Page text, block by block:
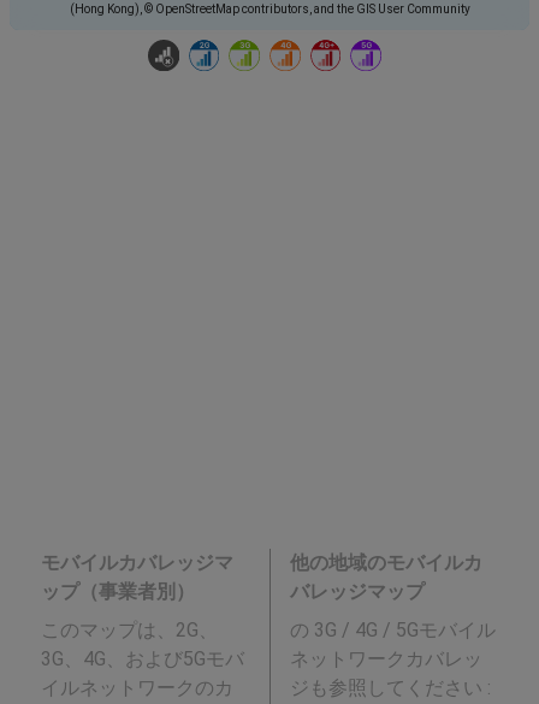
(Hong Kong), © OpenStreetMap contributors, and the GIS User Community
モバイルカバレッジマ
ップ（事業者別）
このマップは、2G、
3G、4G、および5Gモバ
イルネットワークのカ
他の地域のモバイルカ
バレッジマップ
の 3G / 4G / 5Gモバイル
ネットワークカバレッ
ジも参照してください :